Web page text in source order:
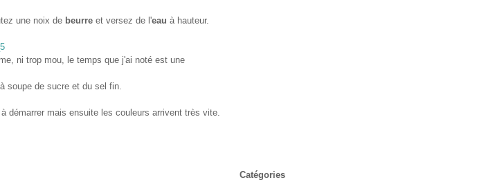
une noix de beurre et versez de l'eau à hauteur.
ni trop mou, le temps que j'ai noté est une
soupe de sucre et du sel fin.
démarrer mais ensuite les couleurs arrivent très vite.
Catégories